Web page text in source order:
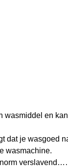
en
dat je wasgoed
wasmachine.